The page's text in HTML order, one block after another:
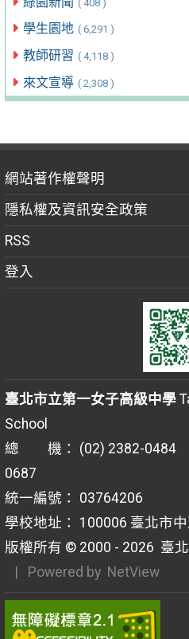
( 408 )
學生園地 ( 6,291 )
教師研習 ( 4,118 )
來文宣導 ( 2,308 )
網站著作權聲明
隱私權及資訊安全政策
RSS
登入
臺北市立第一女子高級中學
School
總 機： (02) 2382-0484
0687
統一編號： 03764206
學校地址： 100006 臺北市
版權所有 © 2000 - 2026 臺
| Powered by NetView